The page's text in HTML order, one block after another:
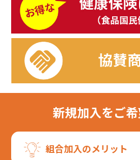
新規加入をご
組合加入のメリット